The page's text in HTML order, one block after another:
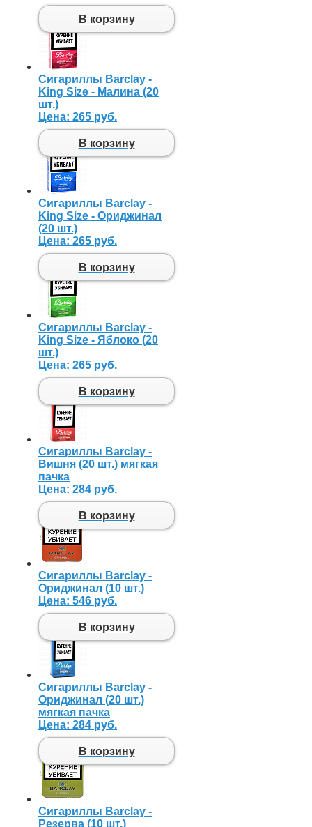
В корзину
Сигариллы Barclay -
King Size - Малина (20
шт.)
Цена: 265 руб.
В корзину
Сигариллы Barclay -
King Size - Ориджинал
(20 шт.)
Цена: 265 руб.
В корзину
Сигариллы Barclay -
King Size - Яблоко (20
шт.)
Цена: 265 руб.
В корзину
Сигариллы Barclay -
Вишня (20 шт.) мягкая
пачка
Цена: 284 руб.
В корзину
Сигариллы Barclay -
Ориджинал (10 шт.)
Цена: 546 руб.
В корзину
Сигариллы Barclay -
Ориджинал (20 шт.)
мягкая пачка
Цена: 284 руб.
В корзину
Сигариллы Barclay -
Резерва (10 шт.)